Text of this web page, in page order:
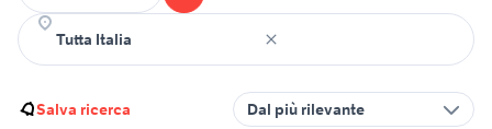
Salva ricerca Dal più rilevante